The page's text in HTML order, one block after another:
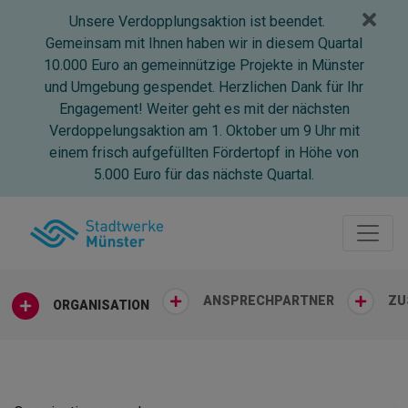
Unsere Verdopplungsaktion ist beendet.
Gemeinsam mit Ihnen haben wir in diesem Quartal
10.000 Euro an gemeinnützige Projekte in Münster
und Umgebung gespendet. Herzlichen Dank für Ihr
Engagement! Weiter geht es mit der nächsten
Verdoppelungsaktion am 1. Oktober um 9 Uhr mit
einem frisch aufgefüllten Fördertopf in Höhe von
5.000 Euro für das nächste Quartal.
ORGANISATION ANSPRECHPARTNER